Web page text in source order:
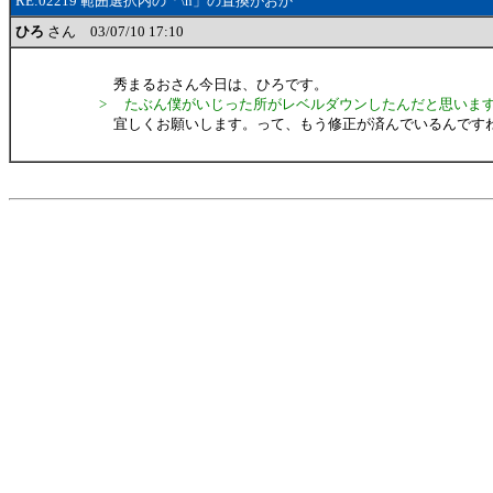
ひろ さん 03/07/10 17:10
秀まるおさん今日は、ひろです。
> たぶん僕がいじった所がレベルダウンしたんだと思います
宜しくお願いします。って、もう修正が済んでいるんです